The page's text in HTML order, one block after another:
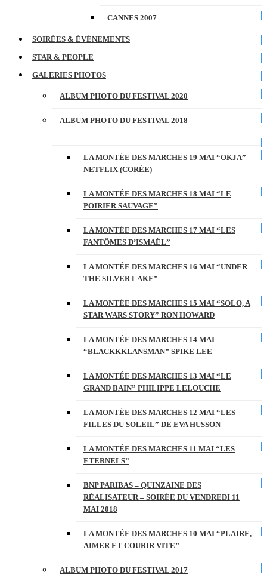
CANNES 2007
SOIRÉES & ÉVÉNEMENTS
STAR & PEOPLE
GALERIES PHOTOS
ALBUM PHOTO DU FESTIVAL 2020
ALBUM PHOTO DU FESTIVAL 2018
LA MONTÉE DES MARCHES 19 MAI “OKJA”
NETFLIX (CORÉE)
LA MONTÉE DES MARCHES 18 MAI “LE
POIRIER SAUVAGE”
LA MONTÉE DES MARCHES 17 MAI “LES
FANTÔMES D’ISMAËL”
LA MONTÉE DES MARCHES 16 MAI “UNDER
THE SILVER LAKE”
LA MONTÉE DES MARCHES 15 MAI “SOLO, A
STAR WARS STORY” RON HOWARD
LA MONTÉE DES MARCHES 14 MAI
“BLACKKKLANSMAN” SPIKE LEE
LA MONTÉE DES MARCHES 13 MAI “LE
GRAND BAIN” PHILIPPE LELOUCHE
LA MONTÉE DES MARCHES 12 MAI “LES
FILLES DU SOLEIL” DE EVA HUSSON
LA MONTÉE DES MARCHES 11 MAI “LES
ETERNELS”
BNP PARIBAS – QUINZAINE DES
RÉALISATEUR – SOIRÉE DU VENDREDI 11
MAI 2018
LA MONTÉE DES MARCHES 10 MAI “PLAIRE,
AIMER ET COURIR VITE”
ALBUM PHOTO DU FESTIVAL 2017